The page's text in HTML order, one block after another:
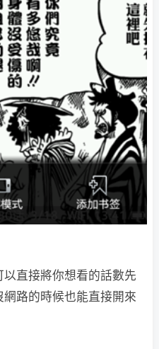
直接將你想看的話數先
路的時候也能直接開來